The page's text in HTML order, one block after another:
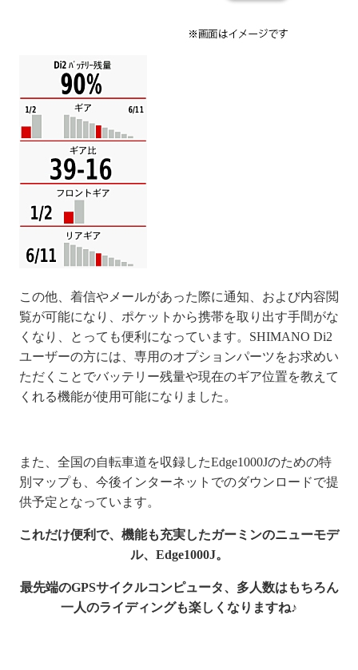
この他、着信やメールがあった際に通知、および内容閲
覧が可能になり、ポケットから携帯を取り出す手間がな
くなり、とっても便利になっています。SHIMANO Di2
ユーザーの方には、専用のオプションパーツをお求めい
ただくことでバッテリー残量や現在のギア位置を教えて
くれる機能が使用可能になりました。
また、全国の自転車道を収録したEdge1000Jのための特
別マップも、今後インターネットでのダウンロードで提
供予定となっています。
これだけ便利で、機能も充実したガーミンのニューモデ
ル、Edge1000J。
最先端のGPSサイクルコンピュータ、多人数はもちろん
一人のライディングも楽しくなりますね♪